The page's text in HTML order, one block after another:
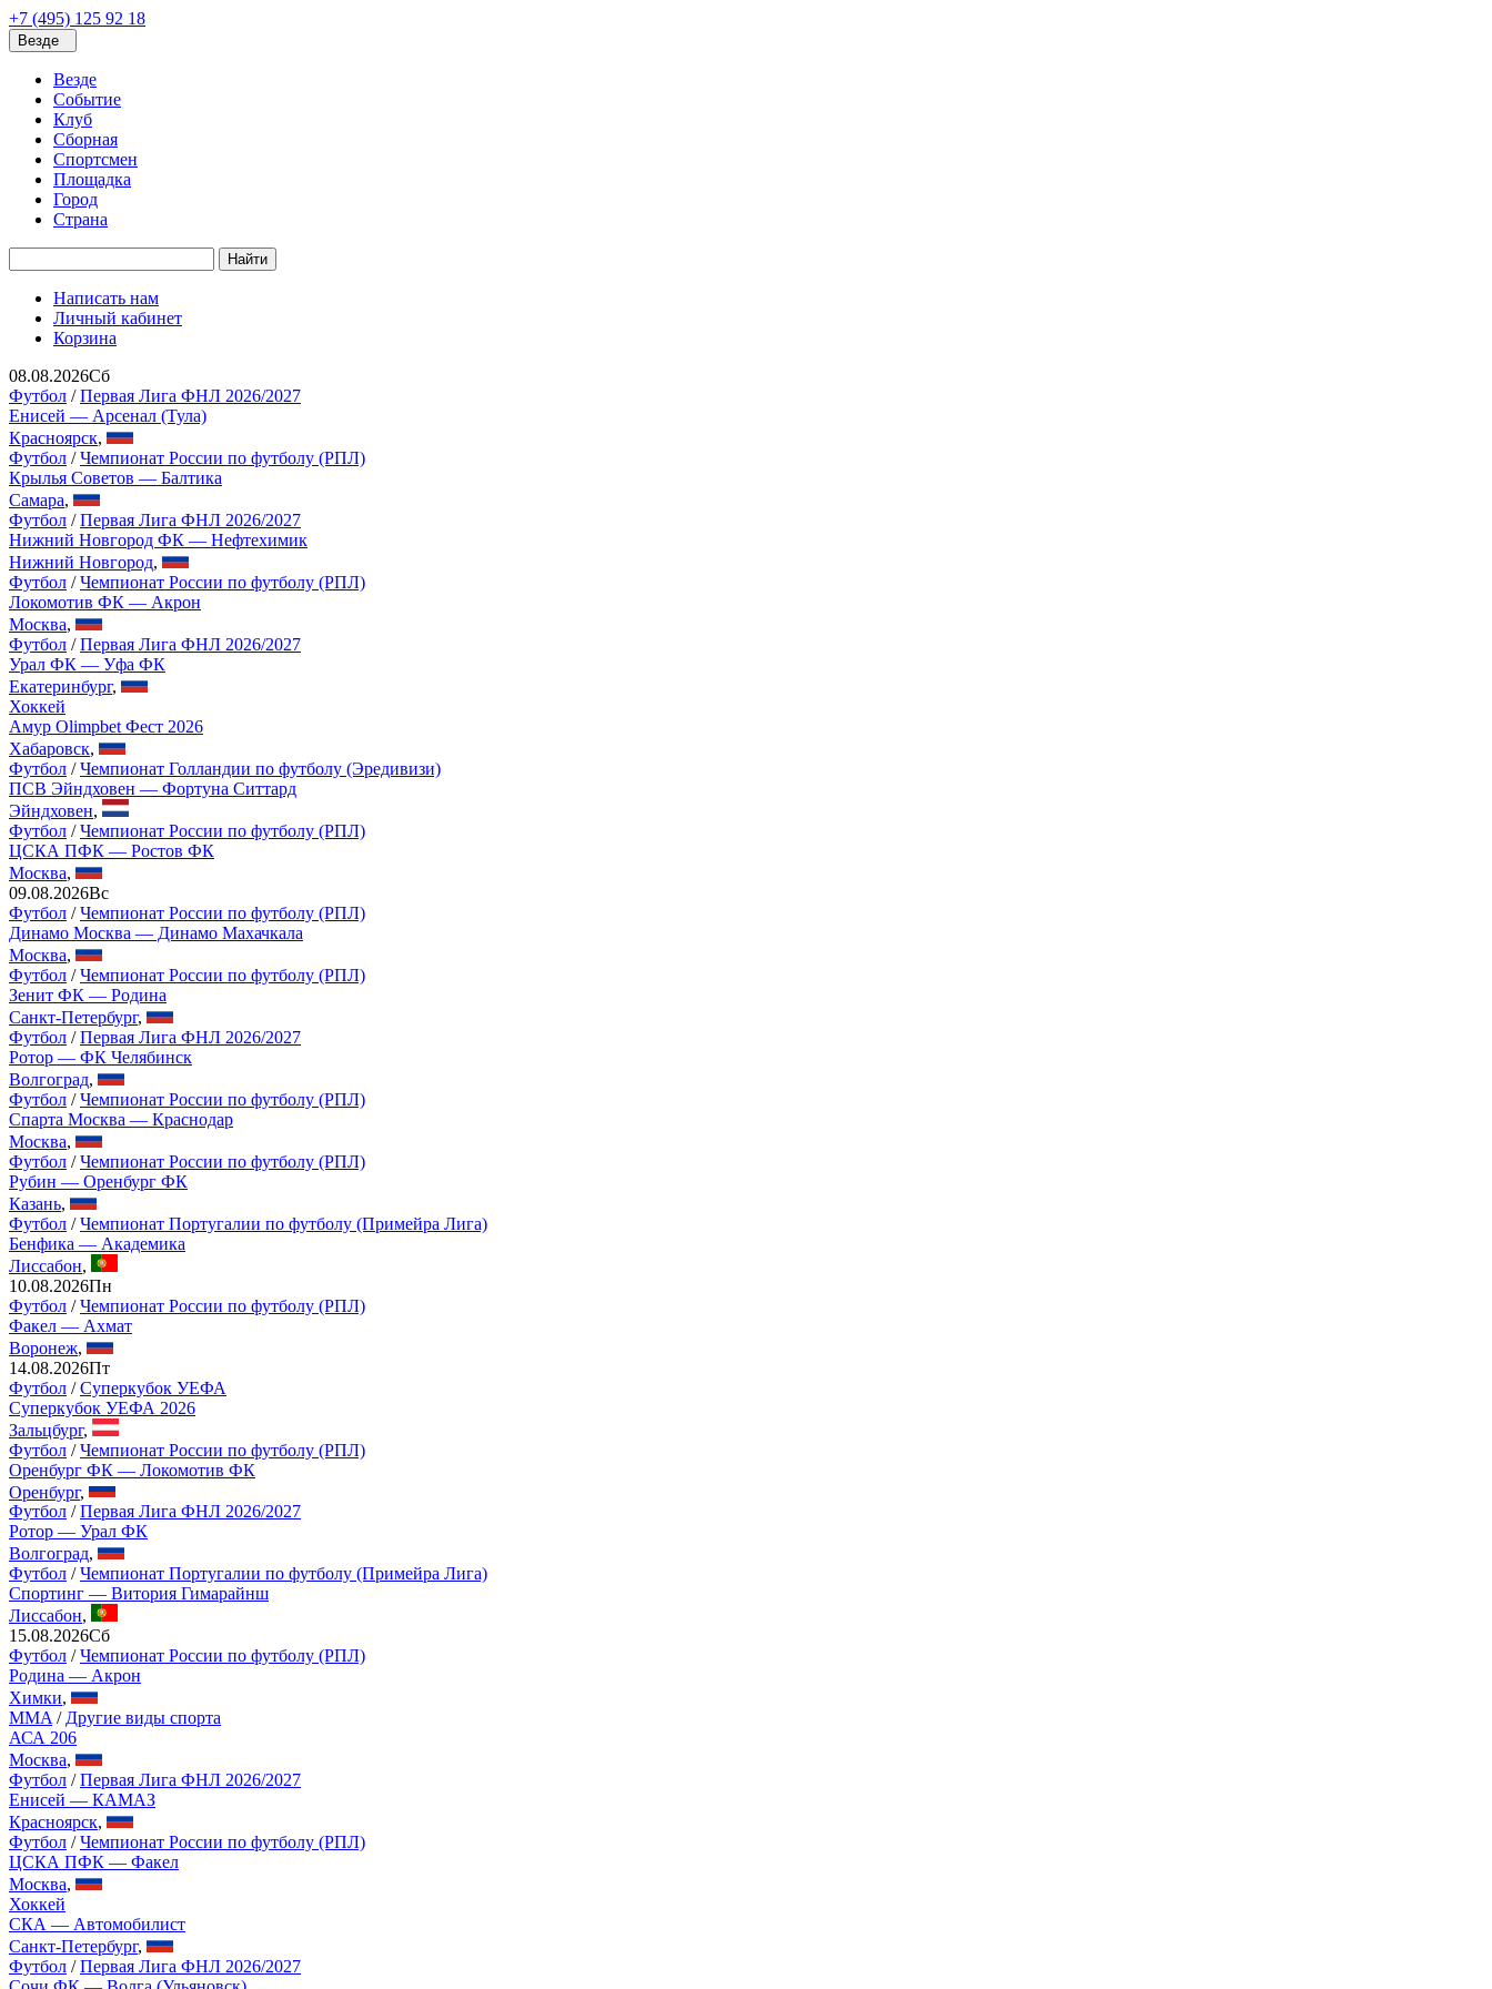
+7 (495) 125 92 18
Везде
Везде
Событие
Клуб
Сборная
Спортсмен
Площадка
Город
Страна
Найти
Написать нам
Личный кабинет
Корзина
08.08.2026Сб
Футбол /Первая Лига ФНЛ 2026/2027
Енисей — Арсенал (Тула)
Красноярск,
Футбол /Чемпионат России по футболу (РПЛ)
Крылья Советов — Балтика
Самара,
Футбол /Первая Лига ФНЛ 2026/2027
Нижний Новгород ФК — Нефтехимик
Нижний Новгород,
Футбол /Чемпионат России по футболу (РПЛ)
Локомотив ФК — Акрон
Москва,
Футбол /Первая Лига ФНЛ 2026/2027
Урал ФК — Уфа ФК
Екатеринбург,
Хоккей
Амур Olimpbet Фест 2026
Хабаровск,
Футбол /Чемпионат Голландии по футболу (Эредивизи)
ПСВ Эйндховен — Фортуна Ситтард
Эйндховен,
Футбол /Чемпионат России по футболу (РПЛ)
ЦСКА ПФК — Ростов ФК
Москва,
09.08.2026Вс
Футбол /Чемпионат России по футболу (РПЛ)
Динамо Москва — Динамо Махачкала
Москва,
Футбол /Чемпионат России по футболу (РПЛ)
Зенит ФК — Родина
Санкт-Петербург,
Футбол /Первая Лига ФНЛ 2026/2027
Ротор — ФК Челябинск
Волгоград,
Футбол /Чемпионат России по футболу (РПЛ)
Спарта Москва — Краснодар
Москва,
Футбол /Чемпионат России по футболу (РПЛ)
Рубин — Оренбург ФК
Казань,
Футбол /Чемпионат Португалии по футболу (Примейра Лига)
Бенфика — Академика
Лиссабон,
10.08.2026Пн
Футбол /Чемпионат России по футболу (РПЛ)
Факел — Ахмат
Воронеж,
14.08.2026Пт
Футбол /Суперкубок УЕФА
Суперкубок УЕФА 2026
Зальцбург,
Футбол /Чемпионат России по футболу (РПЛ)
Оренбург ФК — Локомотив ФК
Оренбург,
Футбол /Первая Лига ФНЛ 2026/2027
Ротор — Урал ФК
Волгоград,
Футбол /Чемпионат Португалии по футболу (Примейра Лига)
Спортинг — Витория Гимарайнш
Лиссабон,
15.08.2026Сб
Футбол /Чемпионат России по футболу (РПЛ)
Родина — Акрон
Химки,
MMA / Другие виды спорта
АСА 206
Москва,
Футбол /Первая Лига ФНЛ 2026/2027
Енисей — КАМАЗ
Красноярск,
Футбол /Чемпионат России по футболу (РПЛ)
ЦСКА ПФК — Факел
Москва,
Хоккей
СКА — Автомобилист
Санкт-Петербург,
Футбол /Первая Лига ФНЛ 2026/2027